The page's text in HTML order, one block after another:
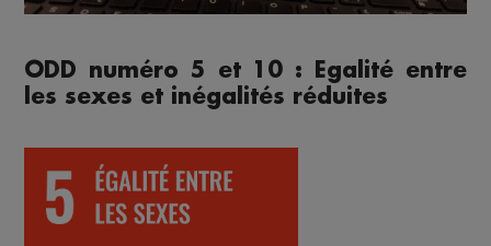
ODD numéro 5 et 10 : Egalité entre
les sexes et inégalités réduites